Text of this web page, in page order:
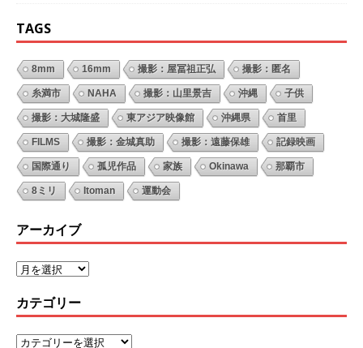
TAGS
8mm 16mm 撮影：屋冨祖正弘 撮影：匿名
糸満市 NAHA 撮影：山里景吉 沖縄 子供
撮影：大城隆盛 東アジア映像館 沖縄県 首里
FILMS 撮影：金城真助 撮影：遠藤保雄 記録映画
国際通り 孤児作品 家族 Okinawa 那覇市
8ミリ Itoman 運動会
アーカイブ
カテゴリー